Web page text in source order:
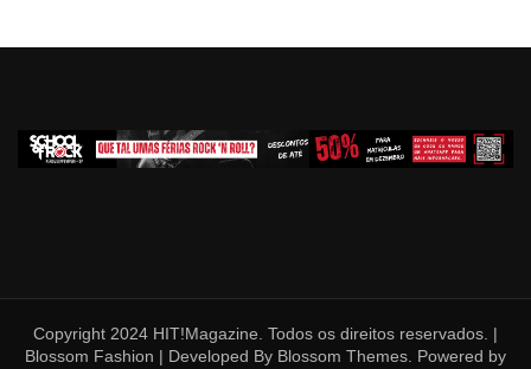
Copyright 2024 HIT!Magazine. Todos os direitos reservados. |
Blossom Fashion | Developed By Blossom Themes. Powered by